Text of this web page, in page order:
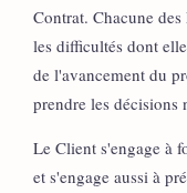
Contrat. Chacune
les difficultés dont
de l'avancement du
prendre les décisions
Le Client s'engage à
et s'engage aussi à